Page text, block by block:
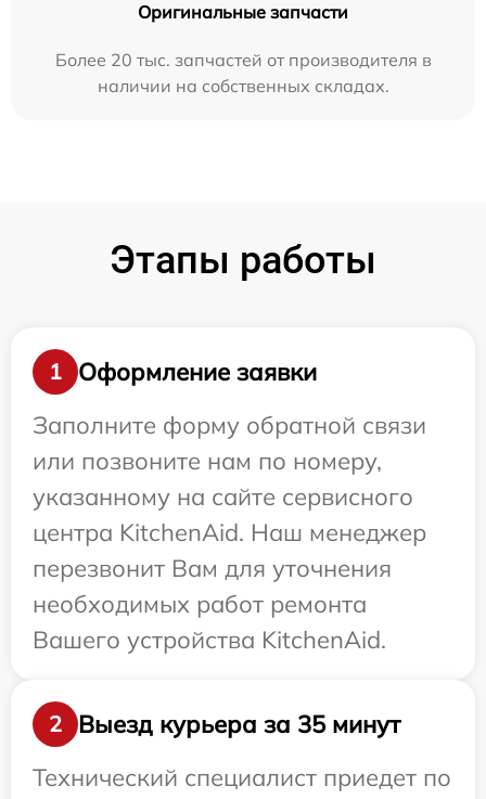
Оригинальные запчасти
Более 20 тыс. запчастей от производителя в
наличии на собственных складах.
Этапы работы
1
Оформление заявки
Заполните форму обратной связи
или позвоните нам по номеру,
указанному на сайте сервисного
центра KitchenAid. Наш менеджер
перезвонит Вам для уточнения
необходимых работ ремонта
Вашего устройства KitchenAid.
2
Выезд курьера за 35 минут
Технический специалист приедет по